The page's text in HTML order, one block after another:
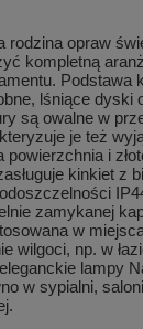
rodzina opraw
kompletną
Podstawa
lśniące dyski
są owalne w
je też
i
kinkiet z
zamykanej
w
wilgoci, np. w
lampy
w sypialni,